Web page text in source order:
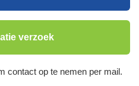
verzoek
contact op te nemen per mail.